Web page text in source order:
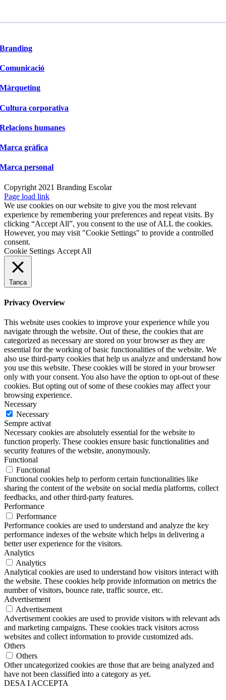
Branding
Comunicació
Màrqueting
Cultura corporativa
Relacions humanes
Marca gràfica
Marca personal
Copyright 2021 Branding Escolar
X
Instagram
LinkedIn
YouTube
Email:
Facebook
Page load link
We use cookies on our website to give you the most relevant
experience by remembering your preferences and repeat visits. By
clicking “Accept All”, you consent to the use of ALL the cookies.
However, you may visit "Cookie Settings" to provide a controlled
consent.
Cookie Settings Accept All
Tanca
Privacy Overview
This website uses cookies to improve your experience while you
navigate through the website. Out of these, the cookies that are
categorized as necessary are stored on your browser as they are
essential for the working of basic functionalities of the website. We
also use third-party cookies that help us analyze and understand how
you use this website. These cookies will be stored in your browser
only with your consent. You also have the option to opt-out of these
cookies. But opting out of some of these cookies may affect your
browsing experience.
Necessary
Necessary
Sempre activat
Necessary cookies are absolutely essential for the website to
function properly. These cookies ensure basic functionalities and
security features of the website, anonymously.
Functional
Functional
Functional cookies help to perform certain functionalities like
sharing the content of the website on social media platforms, collect
feedbacks, and other third-party features.
Performance
Performance
Performance cookies are used to understand and analyze the key
performance indexes of the website which helps in delivering a
better user experience for the visitors.
Analytics
Analytics
Analytical cookies are used to understand how visitors interact with
the website. These cookies help provide information on metrics the
number of visitors, bounce rate, traffic source, etc.
Advertisement
Advertisement
Advertisement cookies are used to provide visitors with relevant ads
and marketing campaigns. These cookies track visitors across
websites and collect information to provide customized ads.
Others
Others
Other uncategorized cookies are those that are being analyzed and
have not been classified into a category as yet.
DESA I ACCEPTA